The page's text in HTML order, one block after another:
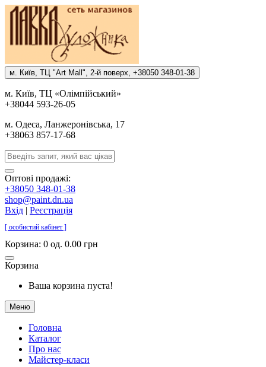
м. Киïв, ТЦ "Art Mall", 2-й поверх, +38050 348-01-38
м. Киïв, ТЦ «Олiмпiйський»
+38044 593-26-05
м. Одеса, Ланжеронiвська, 17
+38063 857-17-68
Оптові продажі:
+38050 348-01-38
shop@paint.dn.ua
Вхід | Реєстрація
[ особистий кабінет ]
Корзина: 0 од. 0.00 грн
Корзина
Ваша корзина пуста!
Меню
Головна
Каталог
Про нас
Майстер-класи